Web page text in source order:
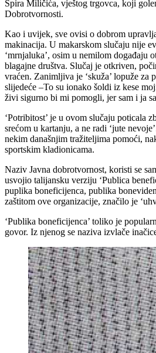
Špira Miličića, vještog trgovca, koji
Dobrotvornosti.
Kao i uvijek, sve ovisi o dobrom
makinacija. U makarskom slučaju nije
‘mrnjaluka’, osim u nemilom događaju
blagajne društva. Slučaj je otkriven,
vraćen. Zanimljiva je ‘skuža’ lopuže za
slijedeće –To su ionako šoldi iz kese
živi sigurno bi mi pomogli, jer sam i ja
‘Potribitost’ je u ovom slučaju poticala
srećom u kartanju, a ne radi ‘jute
nekim današnjim tražiteljima pomoći,
sportskim kladionicama.
Naziv Javna dobrotvornost, koristi se
usvojio talijansku verziju ‘Publica
puplika boneficijenca, publika
zaštitom ove organizacije, značilo je
‘Publika boneficijenca’ toliko je
govor. Iz njenog se naziva izvlače